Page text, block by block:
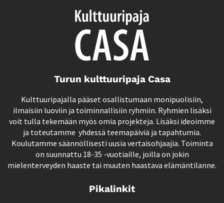
Turun kulttuuripaja Casa
Kulttuuripajalla pääset osallistumaan monipuolisiin,
ilmaisiin luoviin ja toiminnallisiin ryhmiin. Ryhmien lisäksi
voit tulla tekemään myös omia projekteja. Lisäksi ideoimme
ja toteutamme yhdessä teemapäiviä ja tapahtumia.
Koulutamme säännöllisesti uusia vertaisohjaajia. Toiminta
on suunnattu 18-35 -vuotiaille, joilla on jokin
mielenterveyden haaste tai muuten haastava elämäntilanne.
Pikalinkit